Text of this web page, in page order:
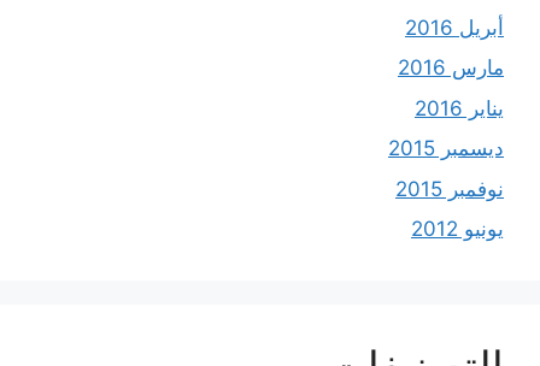
أبريل 2016
مارس 2016
يناير 2016
ديسمبر 2015
نوفمبر 2015
يونيو 2012